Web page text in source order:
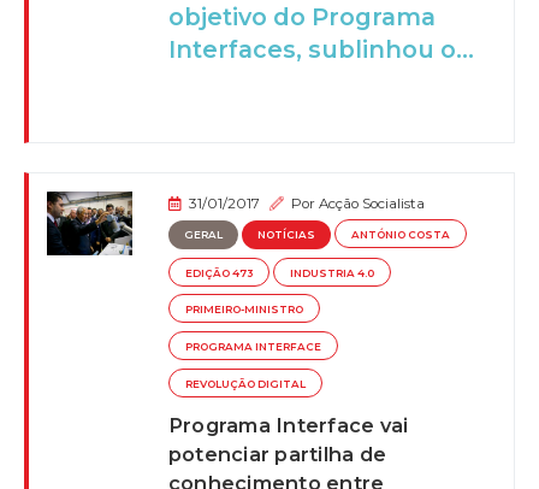
objetivo do Programa
Interfaces, sublinhou o...
31/01/2017 PorAcção Socialista
GERAL NOTÍCIAS ANTÓNIO COSTA
EDIÇÃO 473 INDUSTRIA 4.0
PRIMEIRO-MINISTRO
PROGRAMA INTERFACE
REVOLUÇÃO DIGITAL
Programa Interface vai
potenciar partilha de
conhecimento entre